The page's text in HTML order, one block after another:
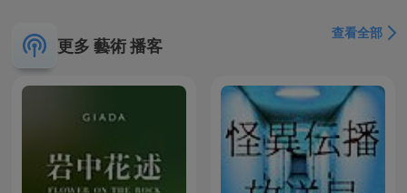
更多 藝術 播客
查看全部